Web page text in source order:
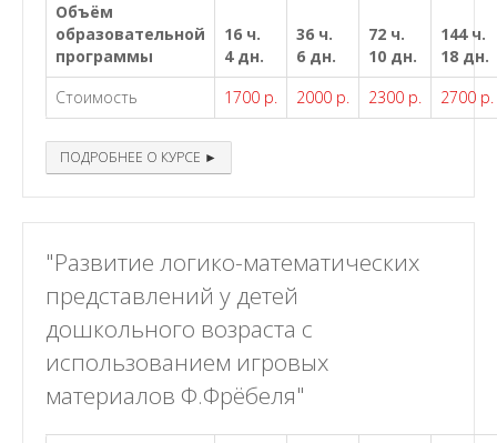
Объём
образовательной
программы
16 ч.
4 дн.
36 ч.
6 дн.
72 ч.
10 дн.
144 ч.
18 дн.
Стоимость
1700 р. 2000 р. 2300 р. 2700 р.
ПОДРОБНЕЕ О КУРСЕ ►
"Развитие логико-математических
представлений у детей
дошкольного возраста с
использованием игровых
материалов Ф.Фрёбеля"